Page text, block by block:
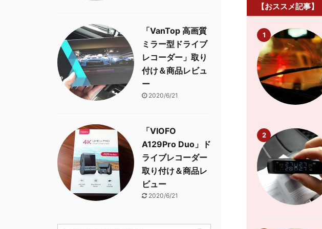
【おススメ記事】
1
2
「VanTop 高画質
ミラー型ドライブ
レコーダー」取り
付け＆商品レビュ
ー
2020/6/21
「VIOFO
A129Pro Duo」ド
ライブレコーダー
取り付け＆商品レ
ビュー
2020/6/21